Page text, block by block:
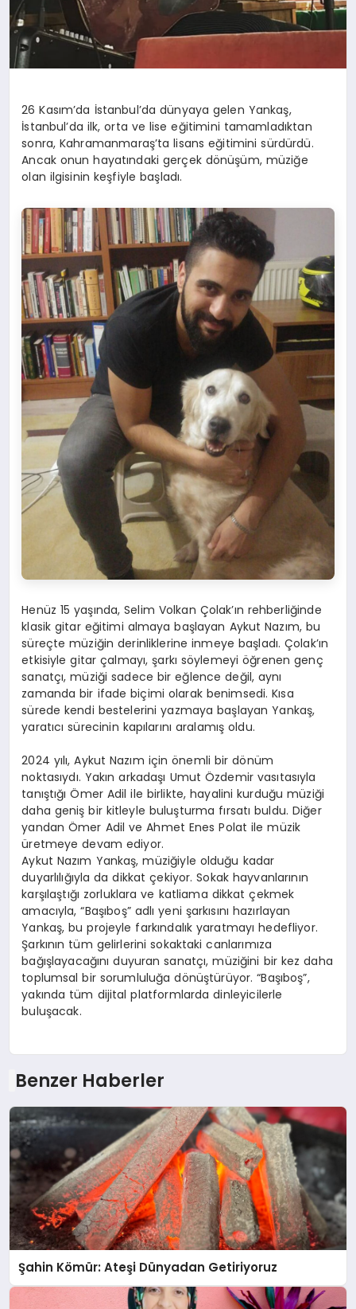
26 Kasım’da İstanbul’da dünyaya gelen Yankaş,
İstanbul’da ilk, orta ve lise eğitimini tamamladıktan
sonra, Kahramanmaraş’ta lisans eğitimini sürdürdü.
Ancak onun hayatındaki gerçek dönüşüm, müziğe
olan ilgisinin keşfiyle başladı.
Henüz 15 yaşında, Selim Volkan Çolak’ın rehberliğinde
klasik gitar eğitimi almaya başlayan Aykut Nazım, bu
süreçte müziğin derinliklerine inmeye başladı. Çolak’ın
etkisiyle gitar çalmayı, şarkı söylemeyi öğrenen genç
sanatçı, müziği sadece bir eğlence değil, aynı
zamanda bir ifade biçimi olarak benimsedi. Kısa
sürede kendi bestelerini yazmaya başlayan Yankaş,
yaratıcı sürecinin kapılarını aralamış oldu.
2024 yılı, Aykut Nazım için önemli bir dönüm
noktasıydı. Yakın arkadaşı Umut Özdemir vasıtasıyla
tanıştığı Ömer Adil ile birlikte, hayalini kurduğu müziği
daha geniş bir kitleyle buluşturma fırsatı buldu. Diğer
yandan Ömer Adil ve Ahmet Enes Polat ile müzik
üretmeye devam ediyor.
Aykut Nazım Yankaş, müziğiyle olduğu kadar
duyarlılığıyla da dikkat çekiyor. Sokak hayvanlarının
karşılaştığı zorluklara ve katliama dikkat çekmek
amacıyla, “Başıboş” adlı yeni şarkısını hazırlayan
Yankaş, bu projeyle farkındalık yaratmayı hedefliyor.
Şarkının tüm gelirlerini sokaktaki canlarımıza
bağışlayacağını duyuran sanatçı, müziğini bir kez daha
toplumsal bir sorumluluğa dönüştürüyor. “Başıboş”,
yakında tüm dijital platformlarda dinleyicilerle
buluşacak.
Benzer Haberler
Şahin Kömür: Ateşi Dünyadan Getiriyoruz